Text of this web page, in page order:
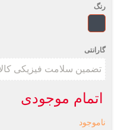
رنگ
مشکی
گارانتی
اتمام موجودی
ناموجود